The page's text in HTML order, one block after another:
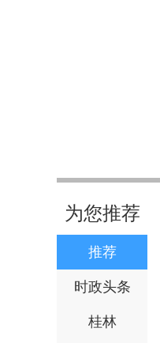
为您推荐
推荐
时政头条
桂林